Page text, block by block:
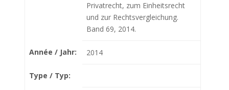
Privatrecht, zum Einheitsrecht
und zur Rechtsvergleichung.
Band 69, 2014.
Année / Jahr: 2014
Type / Typ: